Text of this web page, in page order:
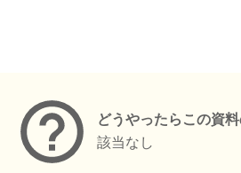
どうやったらこの資
該当なし